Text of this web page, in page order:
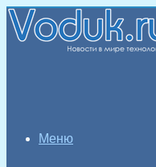
Меню